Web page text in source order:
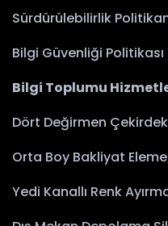
Sürdürülebilirlik
Bilgi Güvenliği Politikası
Bilgi Toplumu
Dört Değirmen
Orta Boy Bakliyat
Yedi Kanallı Renk